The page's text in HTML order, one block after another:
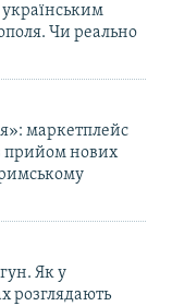
Чи реально
маркетплейс
прийом нових
Як у
розглядають